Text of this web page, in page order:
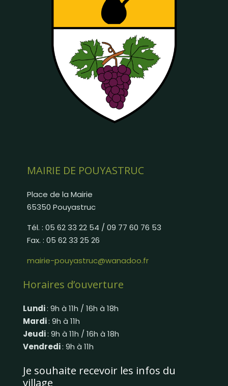
MAIRIE DE POUYASTRUC
Place de la Mairie
65350 Pouyastruc
Tél. : 05 62 33 22 54 / 09 77 60 76 53
Fax. : 05 62 33 25 26
mairie-pouyastruc@wanadoo.fr
Horaires d’ouverture
Lundi: 9h à 11h / 16h à 18h
Mardi: 9h à 11h
Jeudi: 9h à 11h / 16h à 18h
Vendredi: 9h à 11h
Je souhaite recevoir les infos du
village